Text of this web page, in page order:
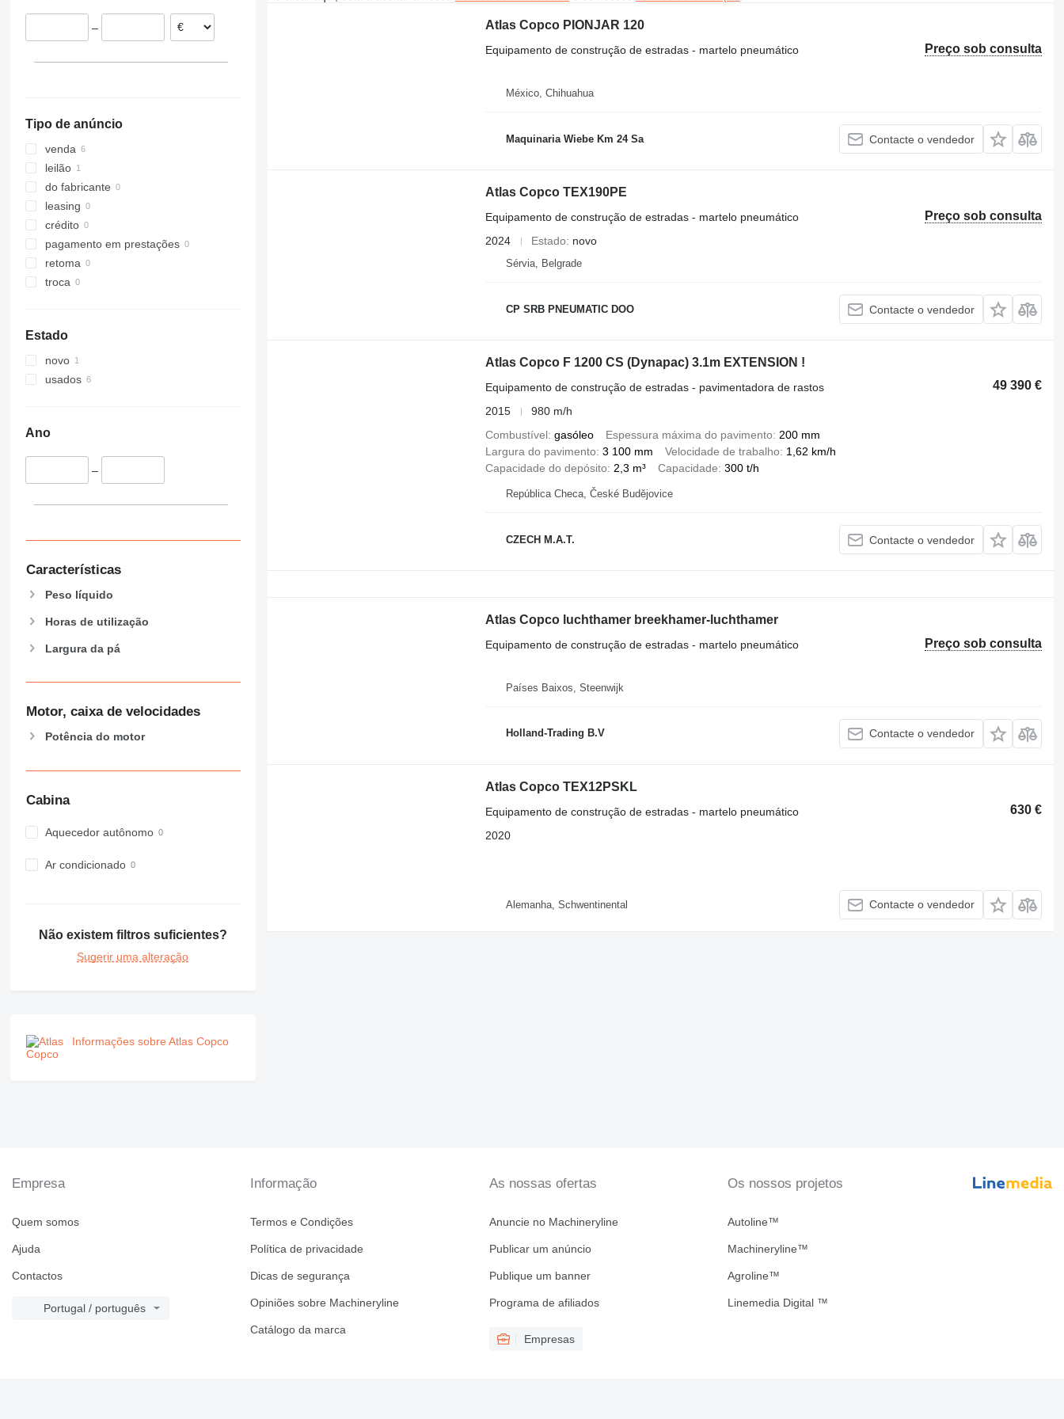
Dinamarca
Alemanha
–
Tipo de anúncio
venda
leilão
do fabricante
leasing
crédito
pagamento em prestações
retoma
troca
Estado
novo
usados
Ano
–
Características
Peso líquido
Horas de utilização
Largura da pá
Motor, caixa de velocidades
Potência do motor
Cabina
Aquecedor autônomo
Ar condicionado
Não existem filtros suficientes?
Sugerir uma alteração
Informações sobre Atlas Copco
Atlas Copco PIONJAR 120
Preço sob consulta
Equipamento de construção de estradas - martelo pneumático
México, Chihuahua
Maquinaria Wiebe Km 24 Sa Contacte o vendedor
Atlas Copco TEX190PE
Preço sob consulta
Equipamento de construção de estradas - martelo pneumático
2024
Estado novo
Sérvia, Belgrade
CP SRB PNEUMATIC DOO Contacte o vendedor
Atlas Copco F 1200 CS (Dynapac) 3.1m EXTENSION !
49 390 €
Equipamento de construção de estradas - pavimentadora de rastos
2015
980 m/h
Combustível gasóleo Espessura máxima do pavimento
200 mm
Largura do pavimento 3 100 mm Velocidade de trabalho
1,62 km/h
Capacidade do depósito
2,3 m³ Capacidade 300 t/h
República Checa, České Budějovice
CZECH M.A.T. Contacte o vendedor
Atlas Copco luchthamer breekhamer-luchthamer
Preço sob consulta
Equipamento de construção de estradas - martelo pneumático
Países Baixos, Steenwijk
Holland-Trading B.V Contacte o vendedor
Atlas Copco TEX12PSKL
630 €
Equipamento de construção de estradas - martelo pneumático
2020
Alemanha, Schwentinental Contacte o vendedor
Empresa
Quem somos
Ajuda
Contactos
Portugal / português
Informação
Termos e Condições
Política de privacidade
Dicas de segurança
Opiniões sobre Machineryline
Catálogo da marca
As nossas ofertas
Anuncie no Machineryline
Publicar um anúncio
Publique um banner
Programa de afiliados
Empresas
Os nossos projetos
Autoline™
Machineryline™
Agroline™
Linemedia Digital ™